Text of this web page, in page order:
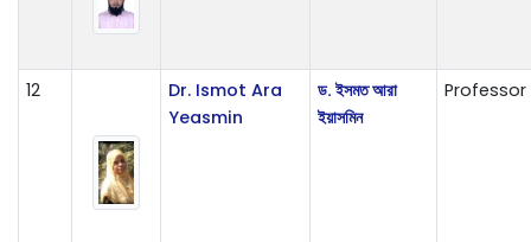
12
Dr. Ismot Ara
Yeasmin
ড. ইসমত আরা
ইয়াসমিন
Professor